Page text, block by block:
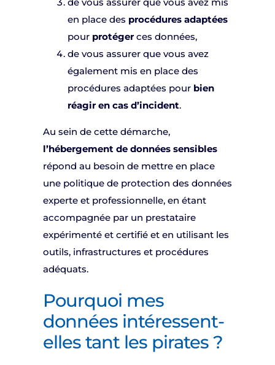
en place des procédures adaptées
pour protégerces données,
de vous assurer que vous avez
également mis en place des
procédures adaptées pour bien
réagir en cas d’incident.
Au sein de cette démarche,
l’hébergement de données sensibles
répond au besoin de mettre en place
une politique de protection des données
experte et professionnelle, en étant
accompagnée par un prestataire
expérimenté et certifié et en utilisant les
outils, infrastructures et procédures
adéquats.
Pourquoi mes
données intéressent-
elles tant les pirates ?